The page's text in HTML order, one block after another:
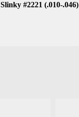
#2221 (.010-.046)